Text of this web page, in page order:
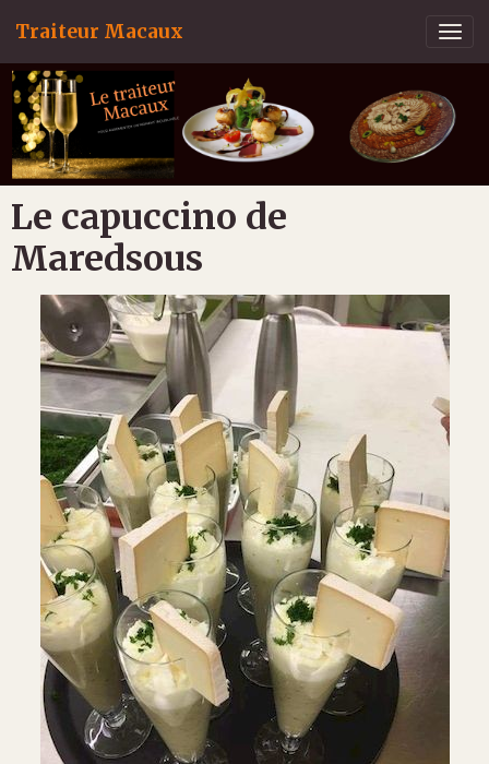
Traiteur Macaux
Le capuccino de
Maredsous